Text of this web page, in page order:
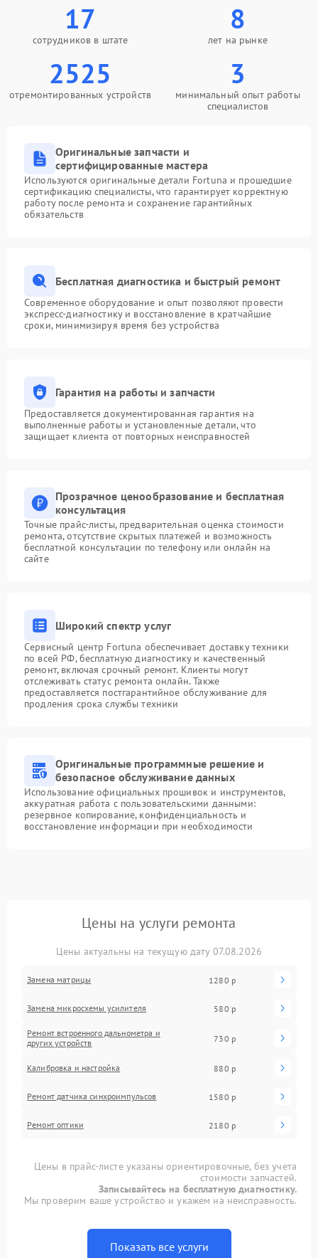
17
сотрудников в штате
8
лет на рынке
2525
отремонтированных устройств
3
минимальный опыт работы
специалистов
Оригинальные запчасти и
сертифицированные мастера
Используются оригинальные детали Fortuna и прошедшие
сертификацию специалисты, что гарантирует корректную
работу после ремонта и сохранение гарантийных
обязательств
Бесплатная диагностика и быстрый ремонт
Современное оборудование и опыт позволяют провести
экспресс-диагностику и восстановление в кратчайшие
сроки, минимизируя время без устройства
Гарантия на работы и запчасти
Предоставляется документированная гарантия на
выполненные работы и установленные детали, что
защищает клиента от повторных неисправностей
Прозрачное ценообразование и бесплатная
консультация
Точные прайс-листы, предварительная оценка стоимости
ремонта, отсутствие скрытых платежей и возможность
бесплатной консультации по телефону или онлайн на
сайте
Широкий спектр услуг
Сервисный центр Fortuna обеспечивает доставку техники
по всей РФ, бесплатную диагностику и качественный
ремонт, включая срочный ремонт. Клиенты могут
отслеживать статус ремонта онлайн. Также
предоставляется постгарантийное обслуживание для
продления срока службы техники
Оригинальные программные решение и
безопасное обслуживание данных
Использование официальных прошивок и инструментов,
аккуратная работа с пользовательскими данными:
резервное копирование, конфиденциальность и
восстановление информации при необходимости
Цены на услуги ремонта
Цены актуальны на текущую дату 07.08.2026
Замена матрицы 1280 р
Замена микросхемы усилителя 580 р
Ремонт встроенного дальнометра и
других устройств
730 р
Калибровка и настройка 880 р
Ремонт датчика синхроимпульсов 1580 р
Ремонт оптики 2180 р
Цены в прайс-листе указаны ориентировочные, без учета
стоимости запчастей.
Записывайтесь на бесплатную диагностику.
Мы проверим ваше устройство и укажем на неисправность.
Показать все услуги